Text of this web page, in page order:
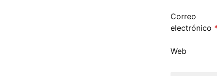
Correo
electrónico
Web